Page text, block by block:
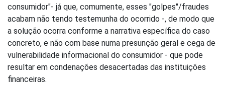
consumidor"- já que, comumente, esses "golpes"/fraudes
acabam não tendo testemunha do ocorrido -, de modo que
a solução ocorra conforme a narrativa específica do caso
concreto, e não com base numa presunção geral e cega de
vulnerabilidade informacional do consumidor - que pode
resultar em condenações desacertadas das instituições
financeiras.